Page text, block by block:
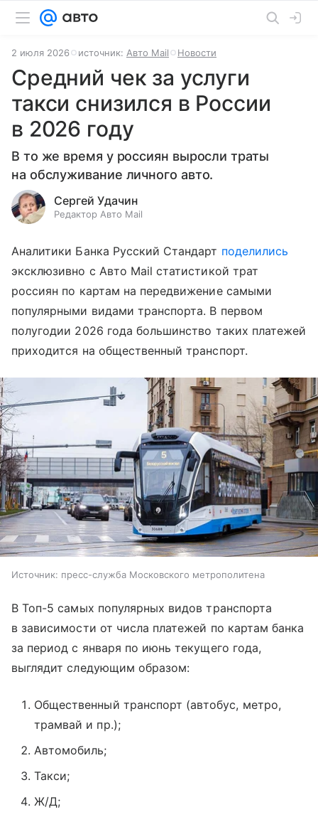
2 июля 2026 источник: Авто Mail Новости
Средний чек за услуги
такси снизился в России
в 2026 году
В то же время у россиян выросли траты
на обслуживание личного авто.
Сергей Удачин
Редактор Авто Mail
Аналитики Банка Русский Стандарт поделились
эксклюзивно с Авто Mail статистикой трат
россиян по картам на передвижение самыми
популярными видами транспорта. В первом
полугодии 2026 года большинство таких платежей
приходится на общественный транспорт.
Источник: пресс-служба Московского метрополитена
В Топ-5 самых популярных видов транспорта
в зависимости от числа платежей по картам банка
за период с января по июнь текущего года,
выглядит следующим образом:
Общественный транспорт (автобус, метро,
трамвай и пр.);
Автомобиль;
Такси;
Ж/Д;